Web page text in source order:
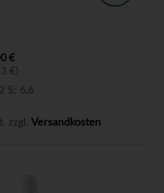
€
€)
S: 6,6
zzgl. Versandkosten